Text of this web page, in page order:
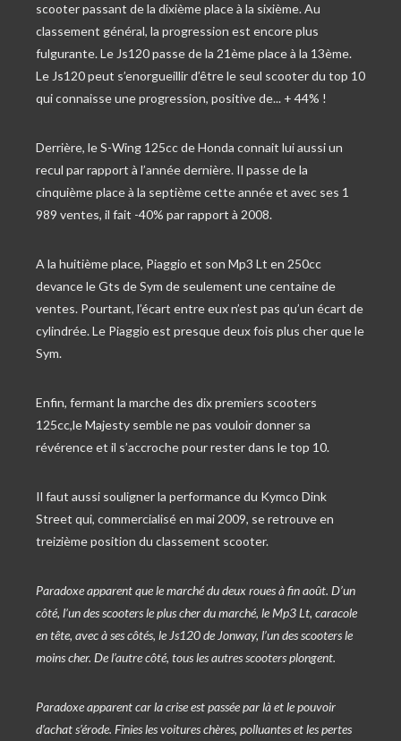
scooter passant de la dixième place à la sixième. Au
classement général, la progression est encore plus
fulgurante. Le Js120 passe de la 21ème place à la 13ème.
Le Js120 peut s’enorgueillir d’être le seul scooter du top 10
qui connaisse une progression, positive de... + 44% !
Derrière, le S-Wing 125cc de Honda connait lui aussi un
recul par rapport à l’année dernière. Il passe de la
cinquième place à la septième cette année et avec ses 1
989 ventes, il fait -40% par rapport à 2008.
A la huitième place, Piaggio et son Mp3 Lt en 250cc
devance le Gts de Sym de seulement une centaine de
ventes. Pourtant, l’écart entre eux n’est pas qu’un écart de
cylindrée. Le Piaggio est presque deux fois plus cher que le
Sym.
Enfin, fermant la marche des dix premiers scooters
125cc,le Majesty semble ne pas vouloir donner sa
révérence et il s’accroche pour rester dans le top 10.
Il faut aussi souligner la performance du Kymco Dink
Street qui, commercialisé en mai 2009, se retrouve en
treizième position du classement scooter.
Paradoxe apparent que le marché du deux roues à fin août. D’un
côté, l’un des scooters le plus cher du marché, le Mp3 Lt, caracole
en tête, avec à ses côtés, le Js120 de Jonway, l’un des scooters le
moins cher. De l’autre côté, tous les autres scooters plongent.
Paradoxe apparent car la crise est passée par là et le pouvoir
d’achat s’érode. Finies les voitures chères, polluantes et les pertes